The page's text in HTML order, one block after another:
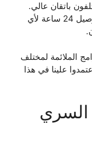
باتقان عالي.
أيضا نوفر محل تلفونات توصيل 24 ساعة لأي
الملائمة لمختلف
علينا في هذا
السري